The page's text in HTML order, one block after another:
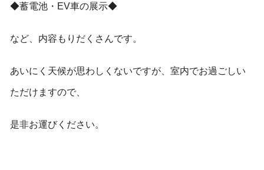
◆蓄電池・EV車の展示◆
など、内容もりだくさんです。
あいにく天候が思わしくないですが、室内でお過ごしい
ただけますので、
是非お運びください。